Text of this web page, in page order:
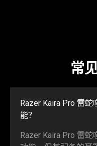
常
Razer Kaira Pro 雷
能？
Razer Kaira Pro 雷